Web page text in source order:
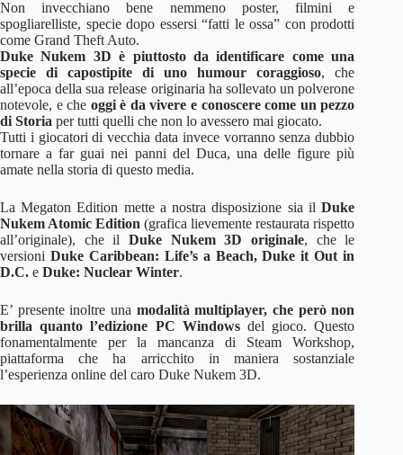
Non invecchiano bene nemmeno poster, filmini e
spogliarelliste, specie dopo essersi “fatti le ossa” con prodotti
come Grand Theft Auto.
Duke Nukem 3D è piuttosto da identificare come una
specie di capostipite di uno humour coraggioso, che
all’epoca della sua release originaria ha sollevato un polverone
notevole, e che oggi è da vivere e conoscere come un pezzo
di Storia per tutti quelli che non lo avessero mai giocato.
Tutti i giocatori di vecchia data invece vorranno senza dubbio
tornare a far guai nei panni del Duca, una delle figure più
amate nella storia di questo media.
La Megaton Edition mette a nostra disposizione sia ilDuke
Nukem Atomic Edition (grafica lievemente restaurata rispetto
all’originale), che il Duke Nukem 3D originale, che le
versioni Duke Caribbean: Life’s a Beach, Duke it Out in
D.C. e Duke: Nuclear Winter.
E’ presente inoltre una modalità multiplayer, che però non
brilla quanto l’edizione PC Windowsdel gioco. Questo
fonamentalmente per la mancanza di Steam Workshop,
piattaforma che ha arricchito in maniera sostanziale
l’esperienza online del caro Duke Nukem 3D.